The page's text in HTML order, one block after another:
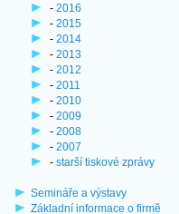
- 2016
- 2015
- 2014
- 2013
- 2012
- 2011
- 2010
- 2009
- 2008
- 2007
- starší tiskové zprávy
Semináře a výstavy
Základní informace o firmě